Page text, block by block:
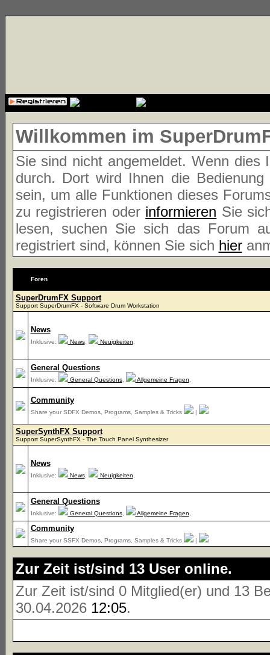
Willkommen im
Sie sind nicht angemeldet. Wenn
durch. Dort wird Ihnen die
sein, um alle Funktionen dieses
zu registrieren oder informieren Sie
lesen, suchen Sie sich das Forum
registriert sind, können Sie sich hier
Foren
SuperDrumFX Support
Support SuperDrumFX - Software Drum Workstation
News
Inklusive: News, Neuigkeiten
General Questions
Inklusive: General Questions, Allgemeine Fragen
Community
Share your SDFX Demos, Programs, Samples & Tricks |
SuperSynthFX Support
Support SuperSynthFX - The Touch Panel Synthesizer
News
Inklusive: News, Neuigkeiten
General Questions
Inklusive: General Questions, Allgemeine Fragen
Community
Share your SSFX Demos, Programs, Samples & Tricks |
Zur Zeit ist/sind 13 User online.
Zur Zeit ist/sind 0 Mitglied(er) und 13
30.04.2026 12:05.